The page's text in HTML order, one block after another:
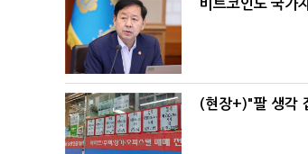
비트코인도 국가
(현장+)"팔 생각